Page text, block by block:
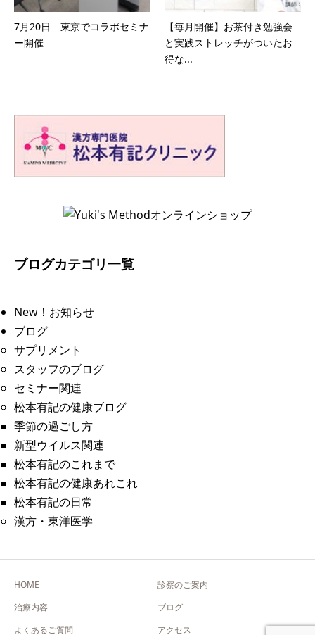
7月20日 東京でコラボセミナ
ー開催
【毎月開催】お茶付き勉強会
と実践ストレッチがついたお
得な...
ブログカテゴリ一覧
New！お知らせ
ブログ
サプリメント
スタッフのブログ
セミナー関連
松本有記の健康ブログ
季節の過ごし方
新型ウイルス関連
松本有記のこれまで
松本有記の健康あれこれ
松本有記の日常
漢方・東洋医学
HOME
診察のご案内
治療内容
ブログ
よくあるご質問
アクセス